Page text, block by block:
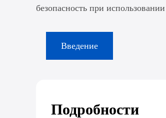
безопасность при
Введение
Подробности